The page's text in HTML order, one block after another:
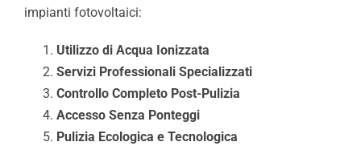
impianti fotovoltaici:
Utilizzo di Acqua Ionizzata
Servizi Professionali Specializzati
Controllo Completo Post-Pulizia
Accesso Senza Ponteggi
Pulizia Ecologica e Tecnologica